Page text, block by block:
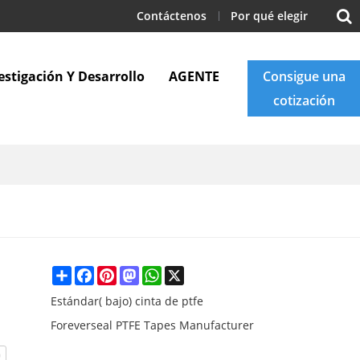
Contáctenos Por qué elegir
Y Desarrollo AGENTE
Consigue una
cotización
ShareFacebookPinterestMastodonWhatsApp
Estándar( bajo) cinta de ptfe
Foreverseal PTFE Tapes Manufacturer